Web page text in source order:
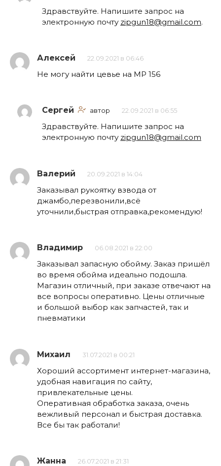
Здравствуйте. Напишите запрос на
электронную почту zipgun18@gmail.com.
Алексей 22.09.2021 в 06:46
Не могу найти цевье на МР 156
Сергей автор 22.09.2021 в 06:55
Здравствуйте. Напишите запрос на
электронную почту zipgun18@gmail.com
Валерий 20.09.2021 в 14:04
Заказывал рукоятку взвода от
джамбо,перезвонили,всё
уточнили,быстрая отправка,рекомендую!
Владимир 06.08.2021 в 22:00
Заказывал запасную обойму. Заказ пришёл
во время обойма идеально подошла.
Магазин отличный, при заказе отвечают на
все вопросы оперативно. Цены отличные
и большой выбор как запчастей, так и
пневматики
Михаил 31.07.2021 в 00:21
Хороший ассортимент интернет-магазина,
удобная навигация по сайту,
привлекательные цены.
Оперативная обработка заказа, очень
вежливый персонал и быстрая доставка.
Все бы так работали!
Жанна 26.07.2021 в 21:31